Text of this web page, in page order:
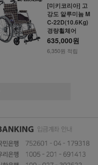
[미키코리아] 고
강도 알루미늄 M
C-22D(10.6Kg)
경량휠체어
635,000원
6,350원 적립